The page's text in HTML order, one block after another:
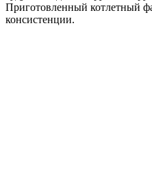
Приготовленный котлетный
консистенции.